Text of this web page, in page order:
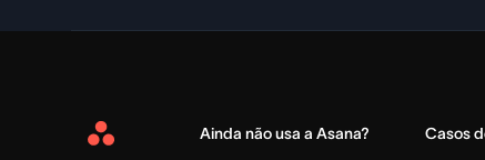
Asana
Ainda não usa a Asana? Casos